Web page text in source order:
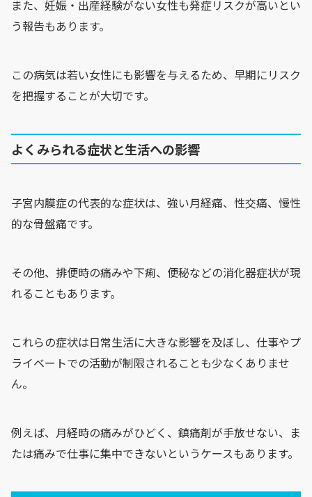
また、妊娠・出産経験がない女性も発症リスクが高いとい
う報告もあります。
この病気は若い女性にも影響を与えるため、早期にリスク
を把握することが大切です。
よくみられる症状と生活への影響
子宮内膜症の代表的な症状は、強い月経痛、性交痛、慢性
的な骨盤痛です。
その他、排便時の痛みや下痢、便秘などの消化器症状が現
れることもあります。
これらの症状は日常生活に大きな影響を及ぼし、仕事やプ
ライベートでの活動が制限されることも少なくありませ
ん。
例えば、月経時の痛みがひどく、鎮痛剤が手放せない、ま
たは痛みで仕事に集中できないというケースもあります。